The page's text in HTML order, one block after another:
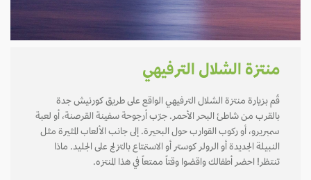
منتزة الشلال الترفيهي
قُم بزيارة منتزة الشلال الترفيهي الواقع على طريق كورنيش جدة
بالقرب من شاطئ البحر الأحمر. جرّب أرجوحة سفينة القرصنة، أو لعبة
سمبريرو، أو ركوب القوارب حول البحيرة. إلى جانب الألعاب المثيرة مثل
النبيلة الجديدة أو الرولر كوستر أو الاستمتاع بالتزلج على الجليد. ماذا
تنتظر! احضر أطفالك واقضوا وقتاً ممتعاً في هذا المنتزه.